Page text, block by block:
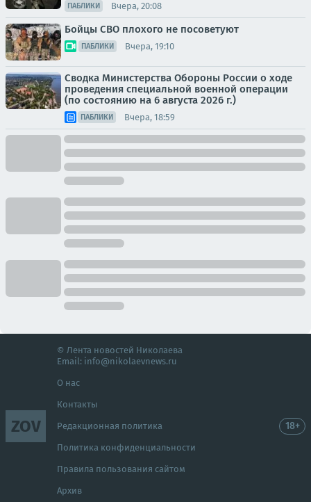
ПАБЛИКИ Вчера, 20:08
Бойцы СВО плохого не посоветуют
ПАБЛИКИ Вчера, 19:10
Сводка Министерства Обороны России о ходе
проведения специальной военной операции
(по состоянию на 6 августа 2026 г.)
ПАБЛИКИ Вчера, 18:59
ZOV
© Лента новостей Николаева
Email: info@nikolaevnews.ru
О нас
Контакты
Редакционная политика
Политика конфиденциальности
Правила пользования сайтом
Архив
18+